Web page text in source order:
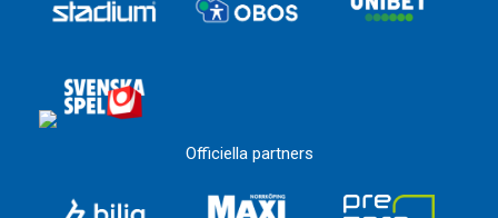
Officiella partners